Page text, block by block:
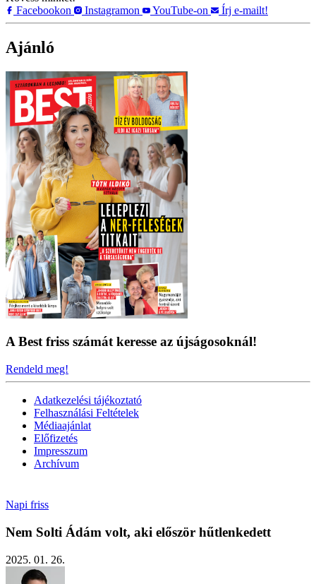
Facebookon
Instagramon YouTube-on Írj e-mailt!
Ajánló
A Best friss számát keresse az újságosoknál!
Rendeld meg!
Adatkezelési tájékoztató
Felhasználási Feltételek
Médiaajánlat
Előfizetés
Impresszum
Archívum
Napi friss
Nem Solti Ádám volt, aki először hűtlenkedett
2025. 01. 26.